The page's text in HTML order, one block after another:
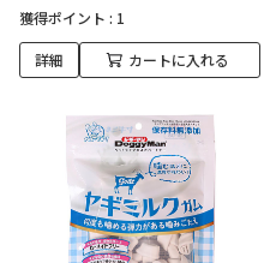
獲得ポイント : 1
詳細 カートに入れる